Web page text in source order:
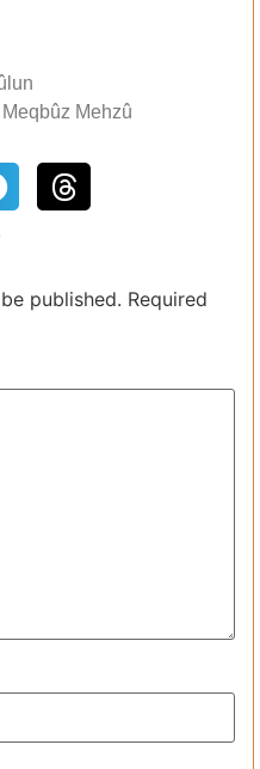
Mehzû
published. Required